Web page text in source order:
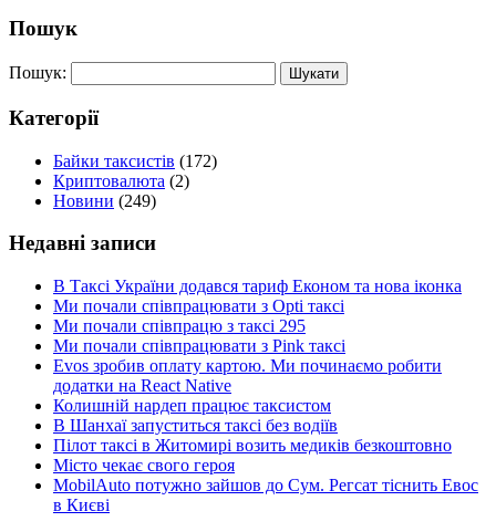
Пошук
Пошук:
Категорії
Байки таксистів (172)
Криптовалюта (2)
Новини (249)
Недавні записи
В Таксі України додався тариф Економ та нова іконка
Ми почали співпрацювати з Opti таксі
Ми почали співпрацю з таксі 295
Ми почали співпрацювати з Pink таксі
Evos зробив оплату картою. Ми починаємо робити
додатки на React Native
Колишній нардеп працює таксистом
В Шанхаї запуститься таксі без водіїв
Пілот таксі в Житомирі возить медиків безкоштовно
Місто чекає свого героя
MobilAuto потужно зайшов до Сум. Регсат тіснить Евос
в Києві